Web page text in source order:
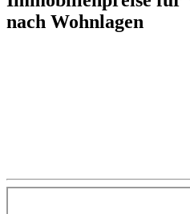
nach Wohnlagen